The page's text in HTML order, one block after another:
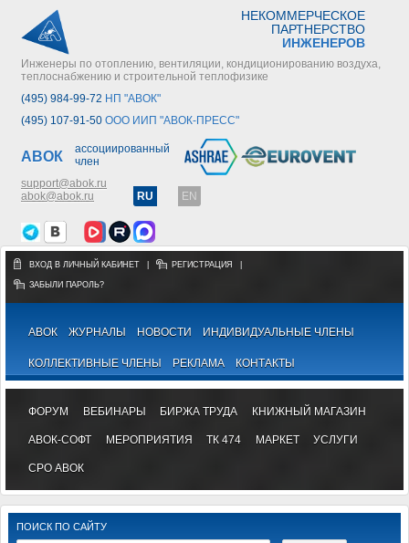
НЕКОММЕРЧЕСКОЕ
ПАРТНЕРСТВО
ИНЖЕНЕРОВ
Инженеры по отоплению, вентиляции, кондиционированию воздуха,
теплоснабжению и строительной теплофизике
(495) 984-99-72 НП "АВОК"
(495) 107-91-50 ООО ИИП "АВОК-ПРЕСС"
АВОК
ассоциированный
член
support@abok.ru
abok@abok.ru
RU EN
ВХОД В ЛИЧНЫЙ КАБИНЕТ РЕГИСТРАЦИЯ
ЗАБЫЛИ ПАРОЛЬ?
АВОК ЖУРНАЛЫ НОВОСТИ ИНДИВИДУАЛЬНЫЕ ЧЛЕНЫ
КОЛЛЕКТИВНЫЕ ЧЛЕНЫ РЕКЛАМА КОНТАКТЫ
ФОРУМ ВЕБИНАРЫ БИРЖА ТРУДА КНИЖНЫЙ МАГАЗИН
АВОК-СОФТ МЕРОПРИЯТИЯ ТК 474 МАРКЕТ УСЛУГИ
СРО АВОК
ПОИСК ПО САЙТУ